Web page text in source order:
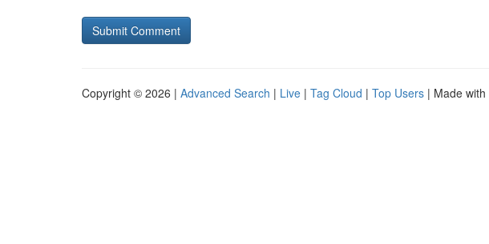
Copyright © 2026 | Advanced Search | Live | Tag Cloud | Top Users | Made with